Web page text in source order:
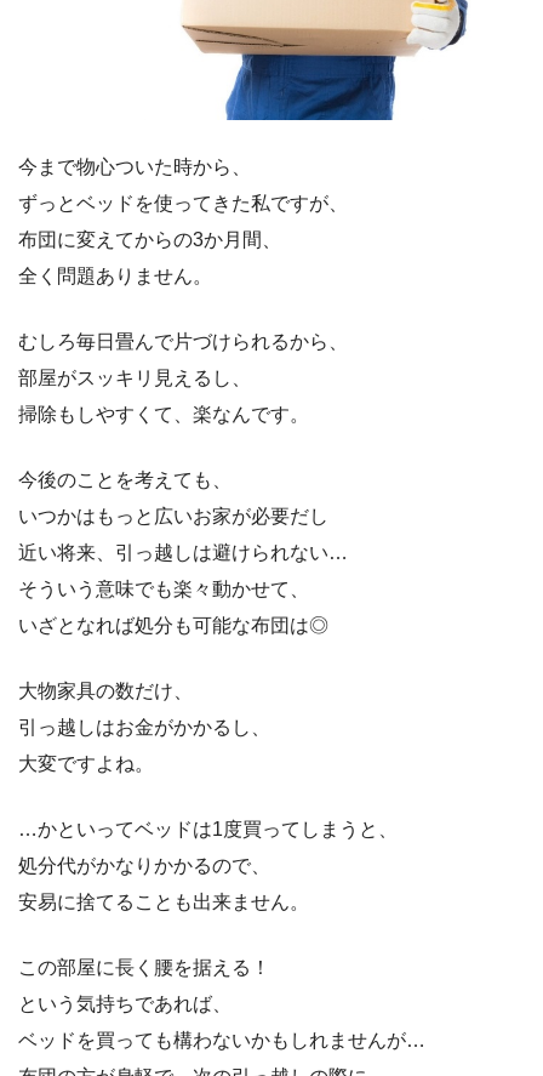
今まで物心ついた時から、
ずっとベッドを使ってきた私ですが、
布団に変えてからの3か月間、
全く問題ありません。
むしろ毎日畳んで片づけられるから、
部屋がスッキリ見えるし、
掃除もしやすくて、楽なんです。
今後のことを考えても、
いつかはもっと広いお家が必要だし
近い将来、引っ越しは避けられない…
そういう意味でも楽々動かせて、
いざとなれば処分も可能な布団は◎
大物家具の数だけ、
引っ越しはお金がかかるし、
大変ですよね。
…かといってベッドは1度買ってしまうと、
処分代がかなりかかるので、
安易に捨てることも出来ません。
この部屋に長く腰を据える！
という気持ちであれば、
ベッドを買っても構わないかもしれませんが…